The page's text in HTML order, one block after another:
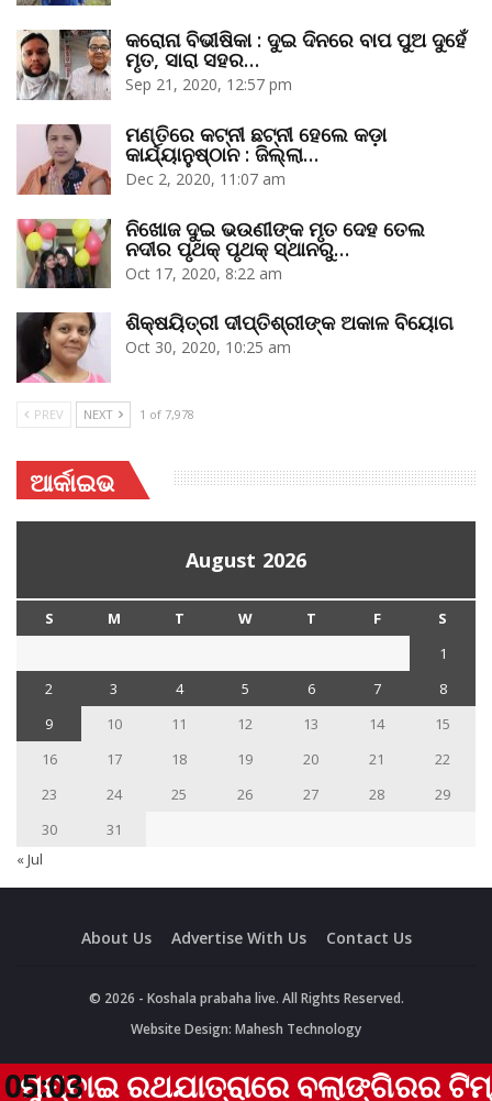
କରୋନା ବିଭୀଷିକା : ଦୁଇ ଦିନରେ ବାପ ପୁଅ ଦୁହେଁ
ମୃତ, ସାରା ସହର…
Sep 21, 2020, 12:57 pm
ମଣ୍ତିରେ କଟ୍‌ନୀ ଛଟ୍‌ନୀ ହେଲେ କଡ଼ା
କାର୍ଯ୍ୟାନୁଷ୍ଠାନ : ଜିଲ୍ଲା…
Dec 2, 2020, 11:07 am
ନିଖୋଜ ଦୁଇ ଭଉଣୀଙ୍କ ମୃତ ଦେହ ତେଲ
ନଦୀର ପୃଥକ୍‌ ପୃଥକ୍‌ ସ୍ଥାନରୁ…
Oct 17, 2020, 8:22 am
ଶିକ୍ଷୟିତ୍ରୀ ଦୀପ୍ତିଶ୍ରୀଙ୍କ ଅକାଳ ବିୟୋଗ
Oct 30, 2020, 10:25 am
PREV NEXT 1 of 7,978
ଆର୍କାଇଭ
August 2026
S M T W T F
S
1
2
3 4 5 6 7
8
9
10 11 12 13 14
15
16
17 18 19 20 21
22
23
24 25 26 27 28
29
30
31
« Jul
About Us Advertise With Us Contact Us
© 2026 - Koshala prabaha live. All Rights Reserved.
Website Design: Mahesh Technology
ରଥଯାତ୍ରାରେ ବଲାଙ୍ଗିରର ଟିମ୍
05:03